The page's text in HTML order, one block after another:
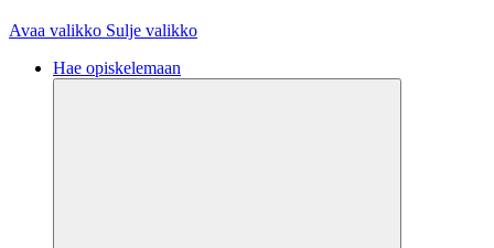
Avaa valikko Sulje valikko
Hae opiskelemaan